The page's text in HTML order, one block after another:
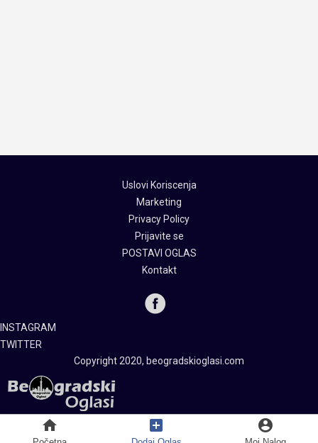
Uslovi Koriscenja
Marketing
Privacy Policy
Prijavite se
POSTAVI OGLAS
Kontakt
INSTAGRAM
TWITTER
Copyright 2020, beogradskioglasi.com
home add_box account_circle